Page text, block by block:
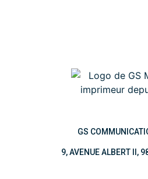
GS
9, AVENUE ALBERT II,